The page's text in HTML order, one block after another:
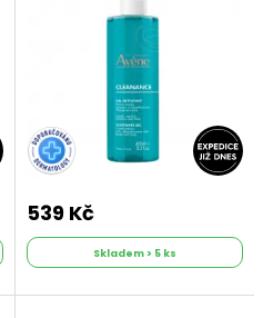
539 Kč
Skladem > 5 ks